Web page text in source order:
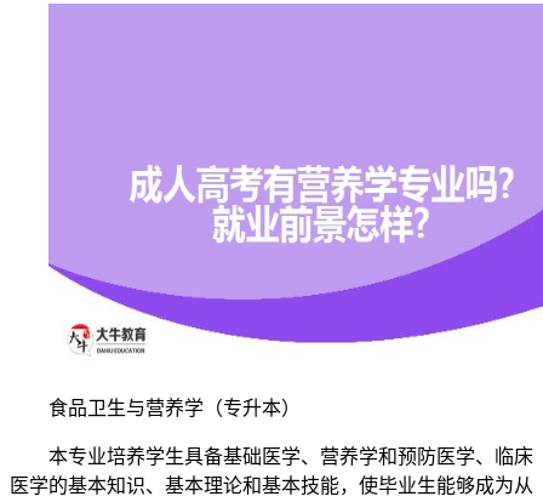
食品卫生与营养学（专升本）
本专业培养学生具备基础医学、营养学和预防医学、临床
医学的基本知识、基本理论和基本技能，使毕业生能够成为从